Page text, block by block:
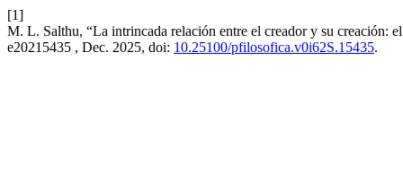
[1]
M. L. Salthu, “La intrincada relación entre el creador y su creación:
e20215435 , Dec. 2025, doi: 10.25100/pfilosofica.v0i62S.15435.